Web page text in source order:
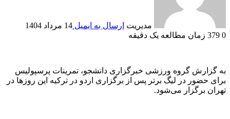
مدیریت ارسال به ایمیل 14 مرداد 1404
0
زمان مطالعه یک دقیقه
به گزارش گروه ورزشی خبرگزاری دانشجو، تمرینات پرسپولیس
برای حضور در لیگ برتر پس از برگزاری اردو در ترکیه این روز‌ها در
تهران برگزار می‌شود.